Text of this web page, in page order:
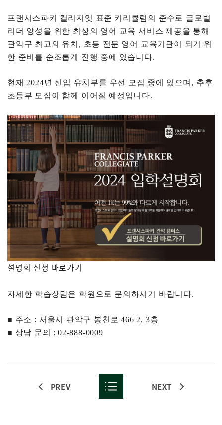
프랜시스파커 컬리지잇 표준 커리큘럼의 준수로 글로벌
리더 양성을 위한 최상의 영어 교육 서비스 제공을 통해
관악구 최고의 유치 , 초등 전문 영어 교육기관이 되기 위
한 준비를 순조롭게 진행 중에 있습니다.
현재 2024년 신입 유치부를 우선 모집 중에 있으며 , 추후
초등부 모집이 함께 이어질 예정입니다.
설명회 신청 바로가기
자세한 학습상담은 학원으로 문의하시기 바랍니다.
■ 주소 : 서울시 관악구 봉천로 466 2, 3층
■ 상담 문의 :02-888-0009
PREV NEXT